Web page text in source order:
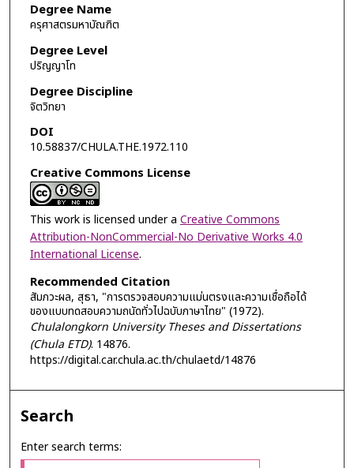
Degree Name
ครุศาสตรมหาบัณฑิต
Degree Level
ปริญญาโท
Degree Discipline
จิตวิทยา
DOI
10.58837/CHULA.THE.1972.110
Creative Commons License
This work is licensed under a Creative Commons
Attribution-NonCommercial-No Derivative Works 4.0
International License.
Recommended Citation
สัมภวะผล, สุธา, "การตรวจสอบความแม่นตรงและความเชื่อถือได้
ของแบบทดสอบความถนัดทั่วไปฉบับภาษาไทย" (1972).
Chulalongkorn University Theses and Dissertations
(Chula ETD). 14876.
https://digital.car.chula.ac.th/chulaetd/14876
Search
Enter search terms: